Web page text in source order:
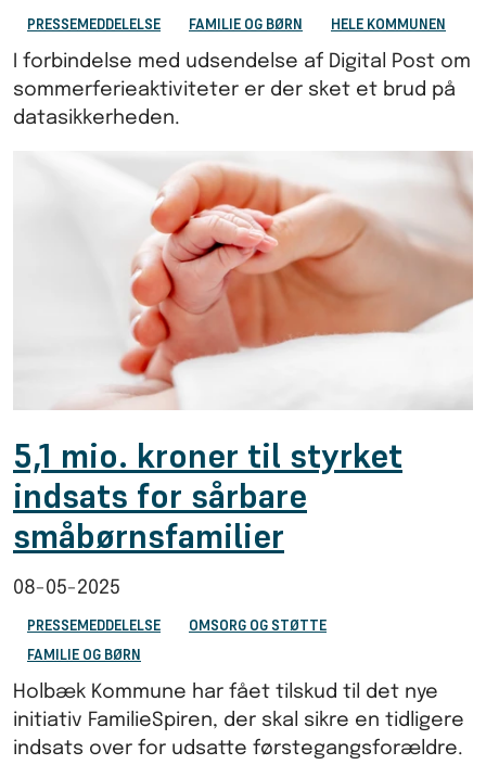
PRESSEMEDDELELSE FAMILIE OG BØRN HELE KOMMUNEN
I forbindelse med udsendelse af Digital Post om
sommerferieaktiviteter er der sket et brud på
datasikkerheden.
5,1 mio. kroner til styrket
indsats for sårbare
småbørnsfamilier
08-05-2025
PRESSEMEDDELELSE
OMSORG OG STØTTE
FAMILIE OG BØRN
Holbæk Kommune har fået tilskud til det nye
initiativ FamilieSpiren, der skal sikre en tidligere
indsats over for udsatte førstegangsforældre.